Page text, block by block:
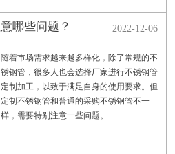
哪些问题？ 2022-12-06
随着市场需求越来越多样化，除了常规的不
锈钢管，很多人也会选择厂家进行不锈钢管
定制加工，以致于满足自身的使用要求。但
定制不锈钢管和普通的采购不锈钢管不一
样，需要特别注意一些问题。